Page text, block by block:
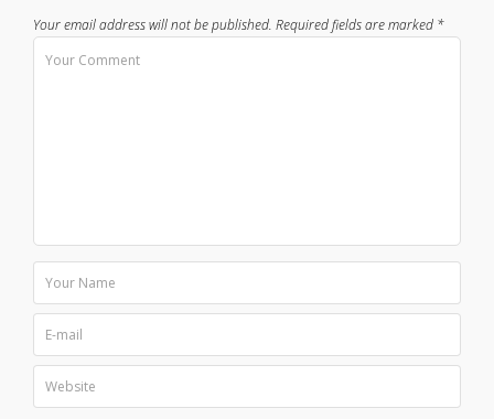
Your email address will not be published. Required fields are marked *